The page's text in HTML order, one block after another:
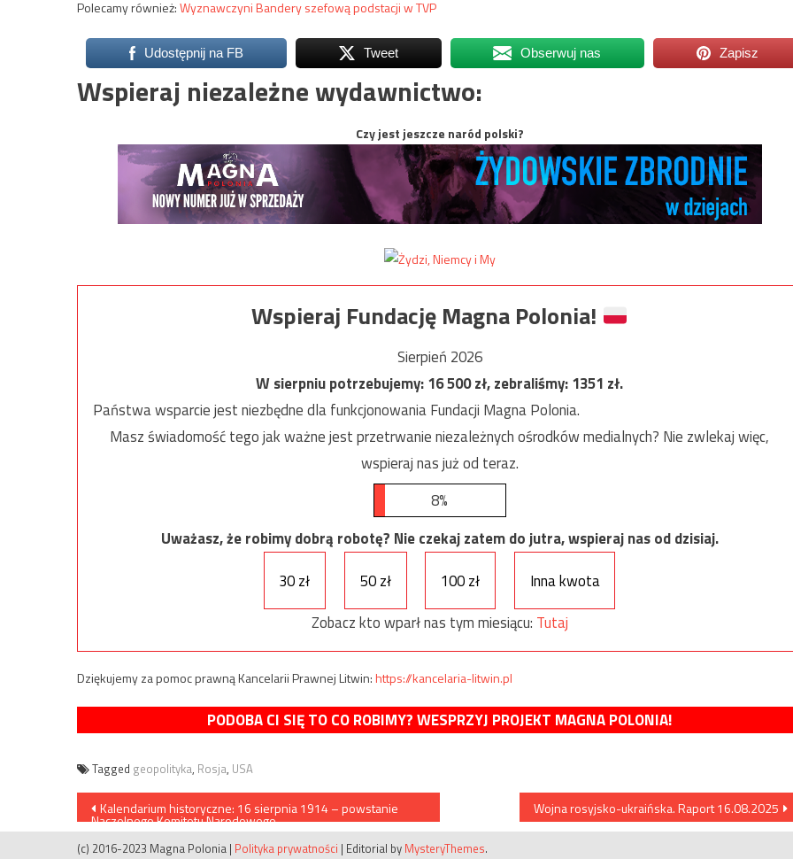
Polecamy również:Wyznawczyni Bandery szefową podstacji w TVP
Udostępnij na FB Tweet Obserwuj nas Zapisz
Wspieraj niezależne wydawnictwo:
Czy jest jeszcze naród polski?
Wspieraj Fundację Magna Polonia!
Sierpień 2026
W sierpniu potrzebujemy:16 500zł, zebraliśmy:1351 zł.
Państwa wsparcie jest niezbędne dla funkcjonowania Fundacji Magna Polonia.
Masz świadomość tego jak ważne jest przetrwanie niezależnych ośrodków medialnych? Nie zwlekaj więc,
wspieraj nas już od teraz.
8%
Uważasz, że robimy dobrą robotę? Nie czekaj zatem do jutra, wspieraj nas od dzisiaj.
30 zł
50 zł 100 zł
Inna kwota
Zobacz kto wparł nas tym miesiącu: Tutaj
Dziękujemy za pomoc prawną Kancelarii Prawnej Litwin:https://kancelaria-litwin.pl
PODOBA CI SIĘ TO CO ROBIMY? WESPRZYJ PROJEKT MAGNA POLONIA!
Tagged geopolityka, Rosja, USA
Nawigacja
wpisu
Kalendarium historyczne: 16 sierpnia 1914 – powstanie
Naczelnego Komitetu Narodowego
Wojna rosyjsko-ukraińska. Raport 16.08.2025
(c) 2016-2023 Magna Polonia | Polityka prywatności | Editorial by MysteryThemes.